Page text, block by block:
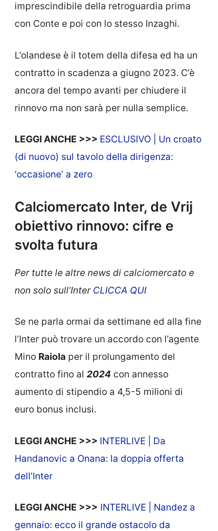
imprescindibile della retroguardia prima
con Conte e poi con lo stesso Inzaghi.
L’olandese è il totem della difesa ed ha un
contratto in scadenza a giugno 2023. C’è
ancora del tempo avanti per chiudere il
rinnovo ma non sarà per nulla semplice.
LEGGI ANCHE >>> ESCLUSIVO | Un croato
(di nuovo) sul tavolo della dirigenza:
‘occasione’ a zero
Calciomercato Inter, de Vrij
obiettivo rinnovo: cifre e
svolta futura
Per tutte le altre news di calciomercato e
non solo sull’InterCLICCA QUI
Se ne parla ormai da settimane ed alla fine
l’Inter può trovare un accordo con l’agente
Mino Raiola per il prolungamento del
contratto fino al 2024 con annesso
aumento di stipendio a 4,5-5 milioni di
euro bonus inclusi.
LEGGI ANCHE >>> INTERLIVE | Da
Handanovic a Onana: la doppia offerta
dell’Inter
LEGGI ANCHE >>> INTERLIVE | Nandez a
gennaio: ecco il grande ostacolo da